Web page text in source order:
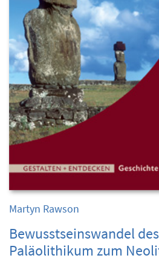
Martyn Rawson
Bewusstseinswandel
Paläolithikum zum